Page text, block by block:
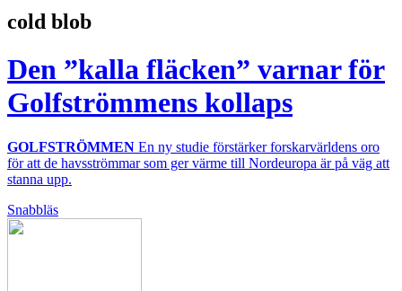
cold blob
Den ”kalla fläcken” varnar för
Golfströmmens kollaps
GOLFSTRÖMMEN En ny studie förstärker forskarvärldens oro
för att de havsströmmar som ger värme till Nordeuropa är på väg att
stanna upp.
Snabbläs